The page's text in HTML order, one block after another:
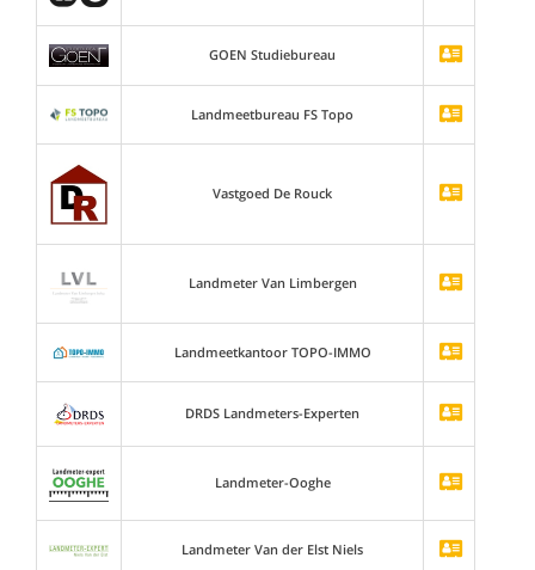
GOEN Studiebureau
Landmeetbureau FS Topo
Vastgoed De Rouck
Landmeter Van Limbergen
Landmeetkantoor TOPO-IMMO
DRDS Landmeters-Experten
Landmeter-Ooghe
Landmeter Van der Elst Niels